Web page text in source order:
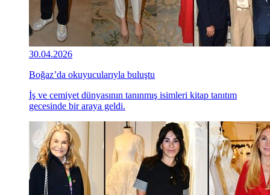
30.04.2026
Boğaz’da okuyucularıyla buluştu
İş ve cemiyet dünyasının tanınmış isimleri kitap tanıtım
gecesinde bir araya geldi.